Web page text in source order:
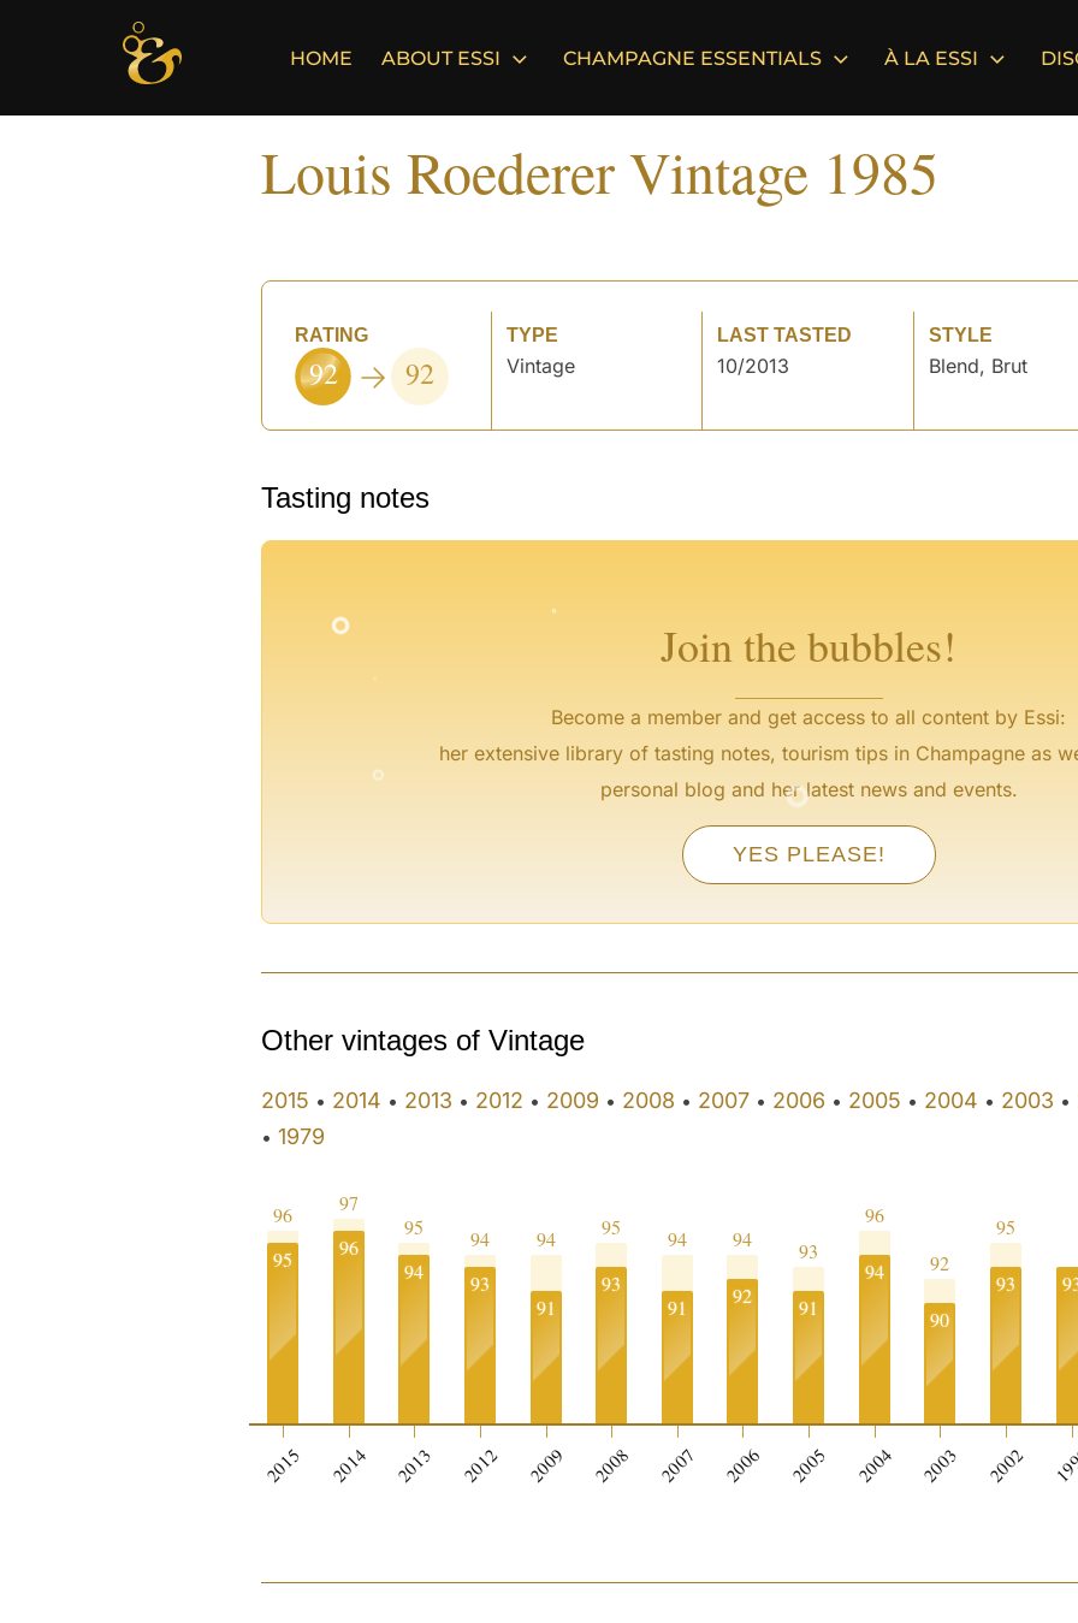
HOME ABOUT ESSI CHAMPAGNE ESSENTIALS À LA ESSI
Louis Roederer Vintage 1985
RATING
92 92
TYPE
Vintage
LAST TASTED
10/2013
STYLE
Blend, Brut
Tasting notes
Join the bubbles!
Become a member and get access to all content by Essi:
her extensive library of tasting notes, tourism tips in Champagne as
personal blog and her latest news and events.
YES PLEASE!
°
°
°
Other vintages of Vintage
2015 • 2014 • 2013 • 2012 • 2009 • 2008 • 2007 • 2006 • 2005 • 2004 • 2003 •
• 1979
96
95
2015
97
96
2014
95
94
2013
94
93
2012
94
91
2009
95
93
2008
94
91
2007
94
92
2006
93
91
2005
96
94
2004
92
90
2003
95
93
2002